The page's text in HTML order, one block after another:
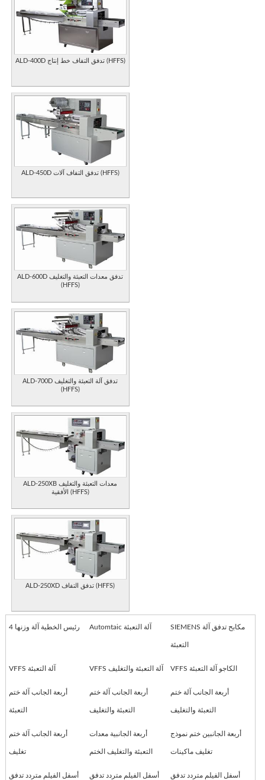
ALD-400D تدفق التفاف خط إنتاج (HFFS)
ALD-450D تدفق التفاف آلات (HFFS)
ALD-600D تدفق معدات التعبئة والتغليف
(HFFS)
ALD-700D تدفق آلة التعبئة والتغليف
(HFFS)
ALD-250XB معدات التعبئة والتغليف
الأفقية (HFFS)
ALD-250XD تدفق التفاف (HFFS)
4 رئيس الخطية آلة وزنها Automtaic آلة التعبئة SIEMENS مكابح تدفق آلة
التعبئة
VFFS آلة التعبئة VFFS آلة التعبئة والتغليف VFFS الكاجو آلة التعبئة
أربعة الجانب آلة ختم
التعبئة
أربعة الجانب آلة ختم
التعبئة والتغليف
أربعة الجانب آلة ختم
التعبئة والتغليف
أربعة الجانب آلة ختم
تغليف
أربعة الجانبية معدات
التعبئة والتغليف الختم
أربعة الجانبين ختم نموذج
تغليف ماكينات
أسفل الفيلم متردد تدفق أسفل الفيلم متردد تدفق أسفل الفيلم متردد تدفق